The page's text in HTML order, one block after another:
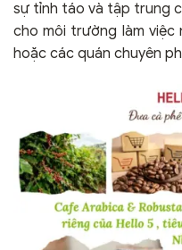
sự tỉnh táo và tập trung
cho môi trường làm việc
hoặc các quán chuyên